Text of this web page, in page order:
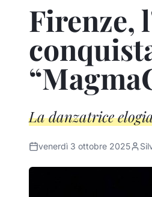
Firenze,
La danzatrice
venerdì 3 ottobre 2025